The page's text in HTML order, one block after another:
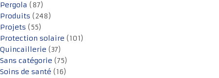
Pergola (87)
Produits (248)
Projets (55)
Protection solaire (101)
Quincaillerie (37)
Sans catégorie (75)
Soins de santé (16)